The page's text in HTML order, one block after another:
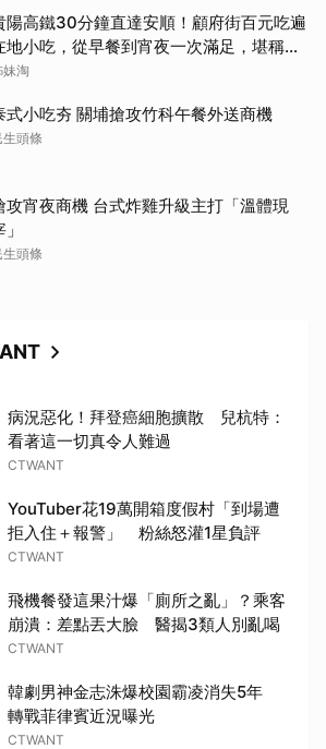
陽高鐵30分鐘直達安順！顧府街百元吃遍
地小吃，從早餐到宵夜一次滿足，堪稱貴
「小吃王國」
妹淘
式小吃夯 關埔搶攻竹科午餐外送商機
生頭條
攻宵夜商機 台式炸雞升級主打「溫體現
生頭條
病況惡化！拜登癌細胞擴散 兒杭特：
看著這一切真令人難過
CTWANT
YouTuber花19萬開箱度假村「到場遭
拒入住＋報警」 粉絲怒灌1星負評
CTWANT
飛機餐發這果汁爆「廁所之亂」？乘客
崩潰：差點丟大臉 醫揭3類人別亂喝
CTWANT
韓劇男神金志洙爆校園霸凌消失5年
轉戰菲律賓近況曝光
CTWANT